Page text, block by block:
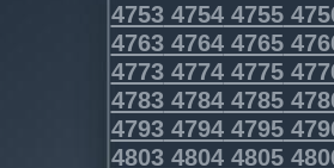
475347544755
476347644765
477347744775
478347844785
479347944795
480348044805